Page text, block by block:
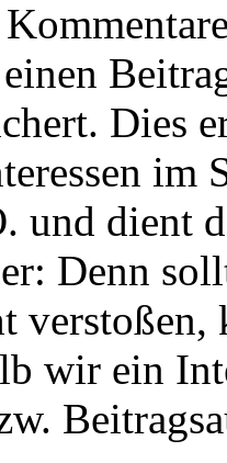
Dies
im
und dient
Denn
wir ein